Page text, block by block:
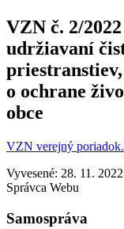
VZN č. 2/
udržiavaní
o ochrane
obce
VZN verejný
Vyvesené: 28. 11. 2022
Správca Webu
Samospráva